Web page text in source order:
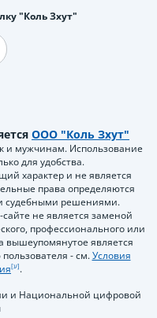
"Коль Зхут"
ООО "Коль Зхут"
и мужчинам. Использование
для удобства.
характер и не является
права определяются
судебными решениями.
не является заменой
профессионального или
вышеупомянутое является
- см.Условия
.
и Национальной цифровой